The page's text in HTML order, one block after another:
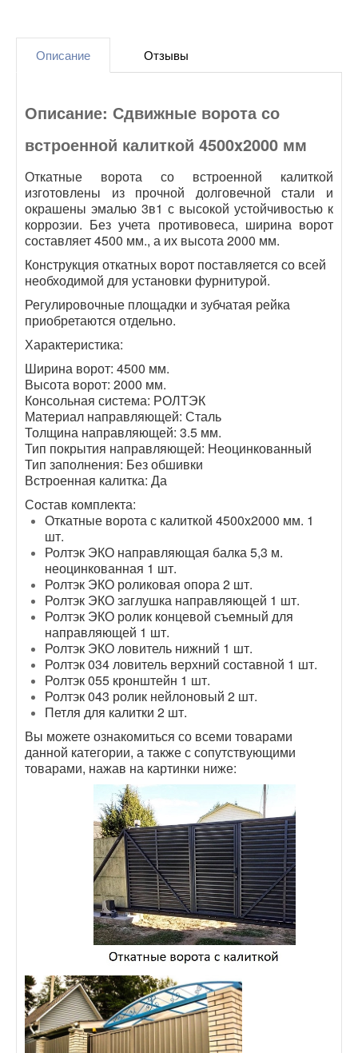
Описание Отзывы
Описание: Сдвижные ворота со
встроенной калиткой 4500x2000 мм
Откатные ворота со встроенной калиткой
изготовлены из прочной долговечной стали и
окрашены эмалью 3в1 с высокой устойчивостью к
коррозии. Без учета противовеса, ширина ворот
составляет4500 мм., а их высота 2000 мм.
Конструкция откатных ворот поставляется со всей
необходимой для установки фурнитурой.
Регулировочные площадки и зубчатая рейка
приобретаются отдельно.
Характеристика:
Ширина ворот: 4500 мм.
Высота ворот: 2000 мм.
Консольная система: РОЛТЭК
Материал направляющей: Сталь
Толщина направляющей: 3.5 мм.
Тип покрытия направляющей: Неоцинкованный
Тип заполнения: Без обшивки
Встроенная калитка: Да
Состав комплекта:
Откатные ворота с калиткой 4500x2000 мм. 1
шт.
Ролтэк ЭКО направляющая балка 5,3 м.
неоцинкованная 1 шт.
Ролтэк ЭКО роликовая опора 2 шт.
Ролтэк ЭКОзаглушка направляющей 1 шт.
Ролтэк ЭКО ролик концевой съемный для
направляющей 1 шт.
Ролтэк ЭКОловитель нижний 1 шт.
Ролтэк 034 ловитель верхний составной 1 шт.
Ролтэк 055 кронштейн 1 шт.
Ролтэк 043 ролик нейлоновый 2 шт.
Петля для калитки 2 шт.
Вы можете ознакомиться со всеми товарами
данной категории, а также с сопутствующими
товарами, нажав на картинки ниже: